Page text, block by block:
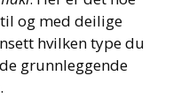
og med deilige
hvilken type du
grunnleggende